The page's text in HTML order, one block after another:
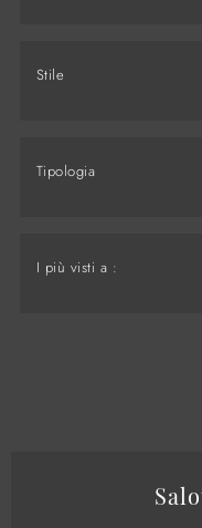
Stile
Tipologia
I più visti a :